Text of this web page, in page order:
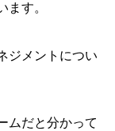
ます。
ジメントについ
ムだと分かって